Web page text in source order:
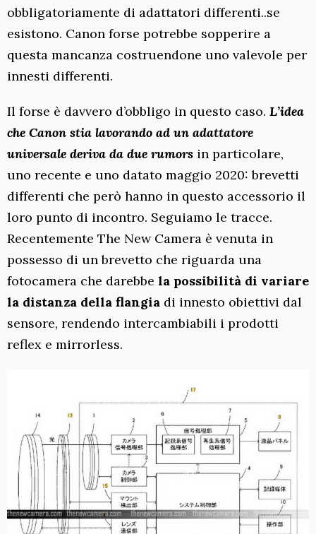
obbligatoriamente di adattatori differenti..se
esistono. Canon forse potrebbe sopperire a
questa mancanza costruendone uno valevole per
innesti differenti.
Il forse è davvero d’obbligo in questo caso. L’idea
che Canon stia lavorando ad un adattatore
universale deriva da due rumors in particolare,
uno recente e uno datato maggio 2020: brevetti
differenti che però hanno in questo accessorio il
loro punto di incontro. Seguiamo le tracce.
Recentemente The New Camera è venuta in
possesso di un brevetto che riguarda una
fotocamera che darebbe la possibilità di variare
la distanza della flangia di innesto obiettivi dal
sensore, rendendo intercambiabili i prodotti
reflex e mirrorless.